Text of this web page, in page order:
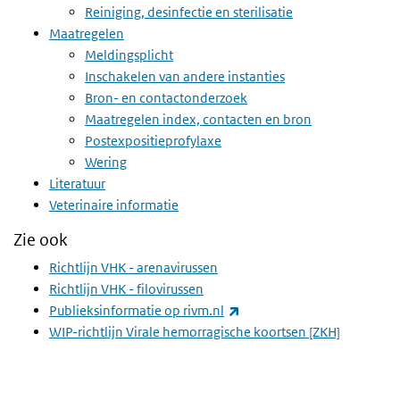
Reiniging, desinfectie en sterilisatie
Maatregelen
Meldingsplicht
Inschakelen van andere instanties
Bron- en contactonderzoek
Maatregelen index, contacten en bron
Postexpositieprofylaxe
Wering
Literatuur
Veterinaire informatie
Zie ook
Richtlijn VHK - arenavirussen
Richtlijn VHK - filovirussen
Publieksinformatie op rivm.nl
WIP-richtlijn Virale hemorragische koortsen [ZKH]